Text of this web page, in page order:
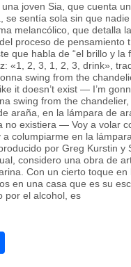
joven Sia, que cuenta
se sentía sola sin que nadie
melancólico, que detalla la
proceso de pensamiento
que habla de “el brillo y la
«1, 2, 3, 1, 2, 3, drink»,
swing from the
it doesn’t exist — I’m
swing from the chandelier,
araña, en la lámpara de
no existiera — Voy a volar
columpiarme en la
por Greg Kurstin y
considero una obra de
Con un cierto toque en
en una casa que es su
por el alcohol, es